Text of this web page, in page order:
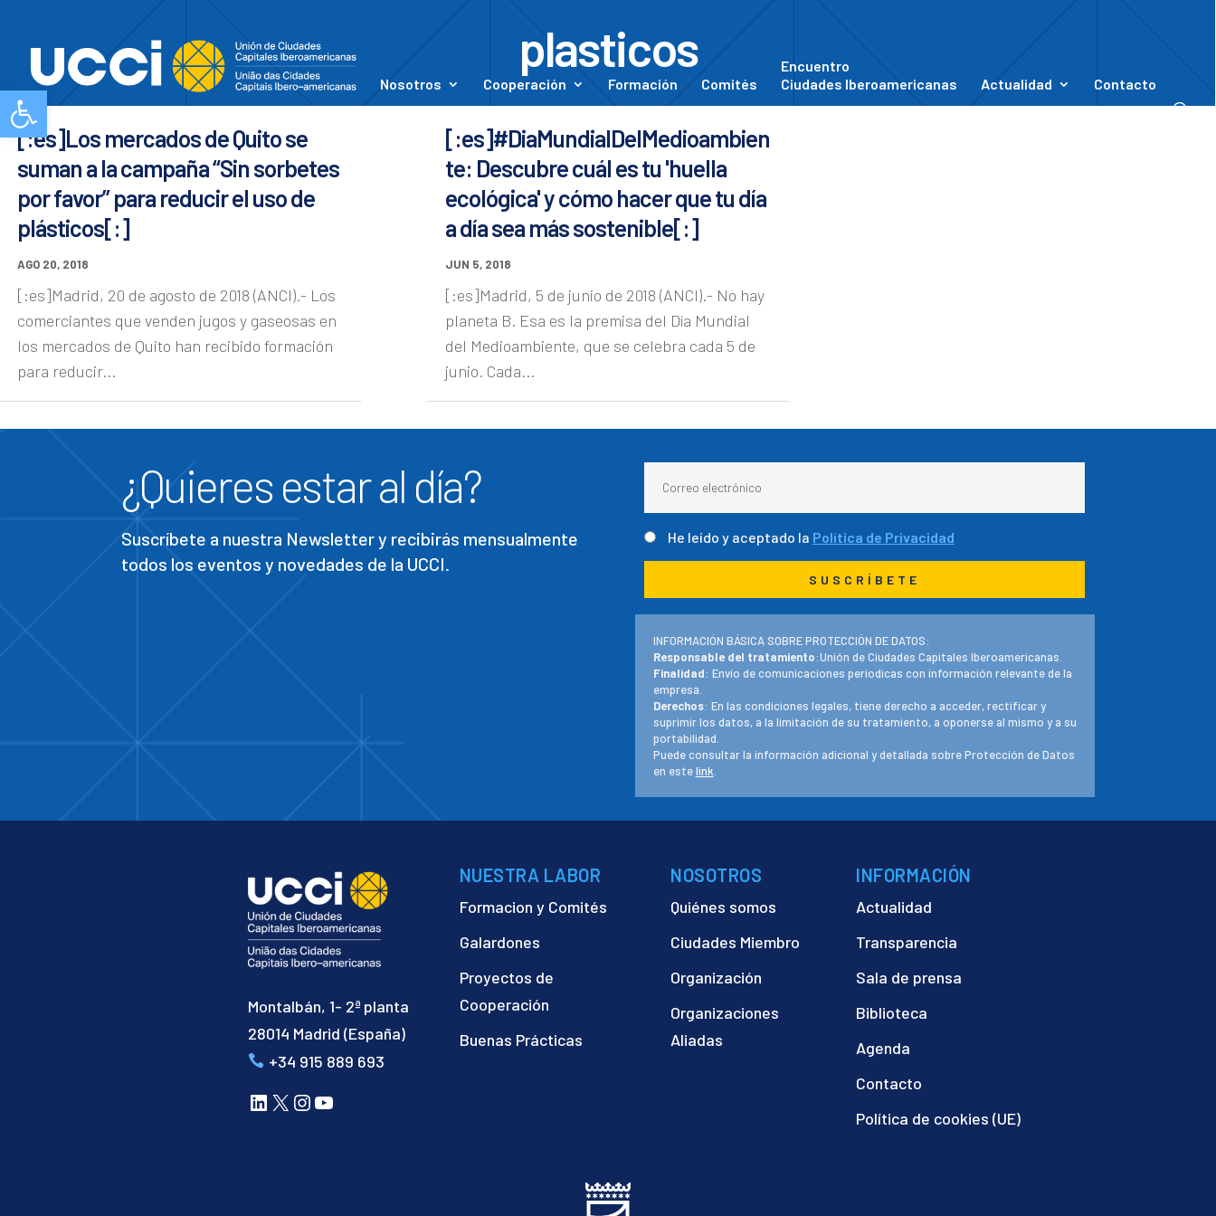
Abrir barra de herramientas Nosotros Cooperación Formación Comités
Encuentro
Ciudades Iberoamericanas
Actualidad Contacto
plasticos
[:es]Los mercados de Quito se
suman a la campaña “Sin sorbetes
por favor” para reducir el uso de
plásticos[:]
AGO 20, 2018
[:es]Madrid, 20 de agosto de 2018 (ANCI).- Los
comerciantes que venden jugos y gaseosas en
los mercados de Quito han recibido formación
para reducir...
[:es]#DiaMundialDelMedioambien
te: Descubre cuál es tu 'huella
ecológica' y cómo hacer que tu día
a día sea más sostenible[:]
JUN 5, 2018
[:es]Madrid, 5 de junio de 2018 (ANCI).- No hay
planeta B. Esa es la premisa del Día Mundial
del Medioambiente, que se celebra cada 5 de
junio. Cada...
¿Quieres estar al día?
Suscríbete a nuestra Newsletter y recibirás mensualmente
todos los eventos y novedades de la UCCI.
He leído y aceptado la Política de Privacidad
INFORMACIÓN BÁSICA SOBRE PROTECCIÓN DE DATOS:
Responsable del tratamiento:Unión de Ciudades Capitales Iberoamericanas.
Finalidad: Envío de comunicaciones periodicas con información relevante de la
empresa.
Derechos: En las condiciones legales, tiene derecho a acceder, rectificar y
suprimir los datos, a la limitación de su tratamiento, a oponerse al mismo y a su
portabilidad.
Puede consultar la información adicional y detallada sobre Protección de Datos
en estelink
Montalbán, 1- 2ª planta
28014 Madrid (España)
+34 915 889 693
LinkedIn
X Instagram
YouTube
NUESTRA LABOR
Formacion y Comités
Galardones
Proyectos de
Cooperación
Buenas Prácticas
NOSOTROS
Quiénes somos
Ciudades Miembro
Organización
Organizaciones
Aliadas
INFORMACIÓN
Actualidad
Transparencia
Sala de prensa
Biblioteca
Agenda
Contacto
Política de cookies (UE)